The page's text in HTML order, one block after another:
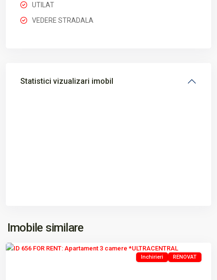
UTILAT
VEDERE STRADALA
Statistici vizualizari imobil
Imobile similare
ULTRACENTRAL
Tulcea
Inchirieri RENOVAT